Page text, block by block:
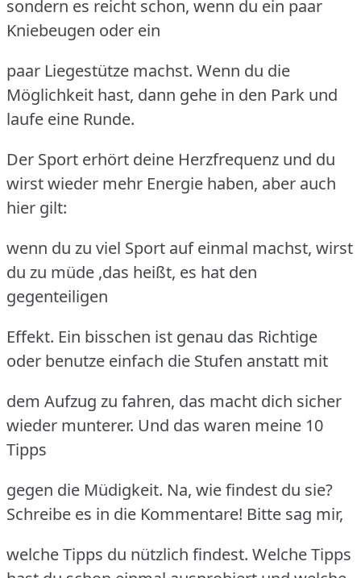
sondern es reicht schon, wenn du ein paar
Kniebeugen oder ein
paar Liegestütze machst. Wenn du die
Möglichkeit hast, dann gehe in den Park und
laufe eine Runde.
Der Sport erhört deine Herzfrequenz und du
wirst wieder mehr Energie haben, aber auch
hier gilt:
wenn du zu viel Sport auf einmal machst, wirst
du zu müde ,das heißt, es hat den
gegenteiligen
Effekt. Ein bisschen ist genau das Richtige
oder benutze einfach die Stufen anstatt mit
dem Aufzug zu fahren, das macht dich sicher
wieder munterer. Und das waren meine 10
Tipps
gegen die Müdigkeit. Na, wie findest du sie?
Schreibe es in die Kommentare! Bitte sag mir,
welche Tipps du nützlich findest. Welche Tipps